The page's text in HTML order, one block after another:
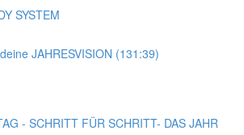
SYSTEM
JAHRESVISION (131:39)
- SCHRITT FÜR SCHRITT- DAS JAHR